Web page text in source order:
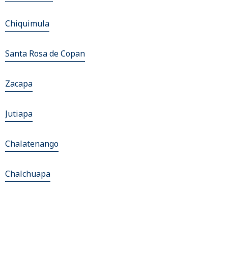
Chiquimula
Santa Rosa de Copan
Zacapa
Jutiapa
Chalatenango
Chalchuapa